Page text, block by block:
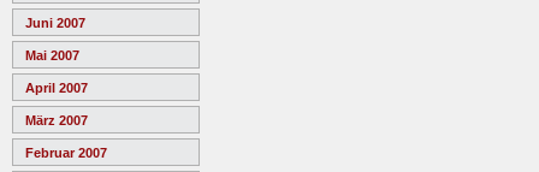
Juni 2007
Mai 2007
April 2007
März 2007
Februar 2007